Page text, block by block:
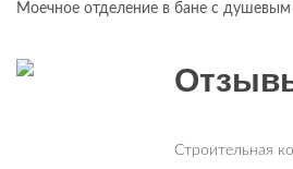
Моечное отделение в бане с
Строительная